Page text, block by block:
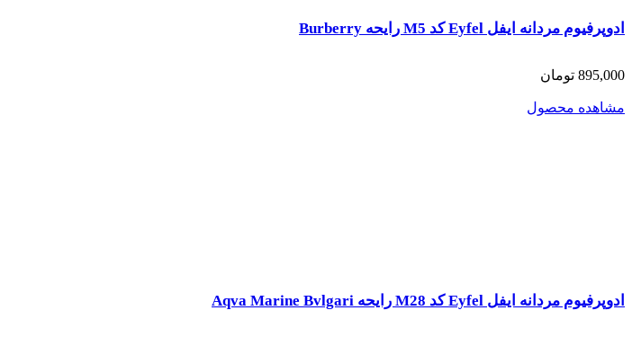
ادوپرفیوم مردانه ایفل Eyfel کد M5 رایحه ‌Burberry
895,000 تومان
مشاهده محصول
ادوپرفیوم مردانه ایفل Eyfel کد M28 رایحه Aqva Marine Bvlgari